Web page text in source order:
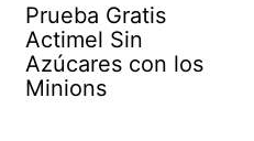
Prueba Gratis
Actimel Sin
Azúcares con los
Minions